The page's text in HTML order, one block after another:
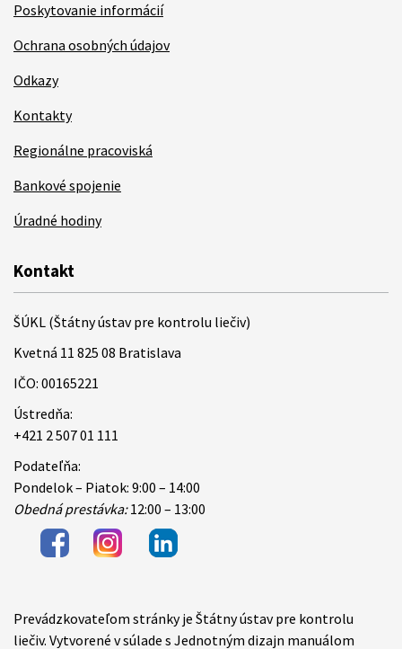
Poskytovanie informácií
Ochrana osobných údajov
Odkazy
Kontakty
Regionálne pracoviská
Bankové spojenie
Úradné hodiny
Kontakt
ŠÚKL (Štátny ústav pre kontrolu liečiv)
Kvetná 11 825 08 Bratislava
IČO: 00165221
Ústredňa:
+421 2 507 01 111
Podateľňa:
Pondelok – Piatok: 9:00 – 14:00
Obedná prestávka:12:00 – 13:00
Items
Prevádzkovateľom stránky je Štátny ústav pre kontrolu
liečiv. Vytvorené v súlade s Jednotným dizajn manuálom